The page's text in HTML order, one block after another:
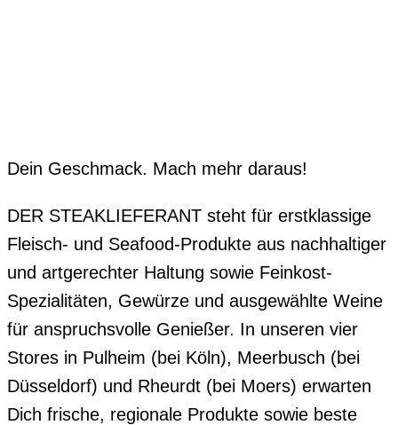
Dein Geschmack. Mach mehr daraus!
DER STEAKLIEFERANT steht für erstklassige
Fleisch- und Seafood-Produkte aus nachhaltiger
und artgerechter Haltung sowie Feinkost-
Spezialitäten, Gewürze und ausgewählte Weine
für anspruchsvolle Genießer. In unseren vier
Stores in Pulheim (bei Köln), Meerbusch (bei
Düsseldorf) und Rheurdt (bei Moers) erwarten
Dich frische, regionale Produkte sowie beste